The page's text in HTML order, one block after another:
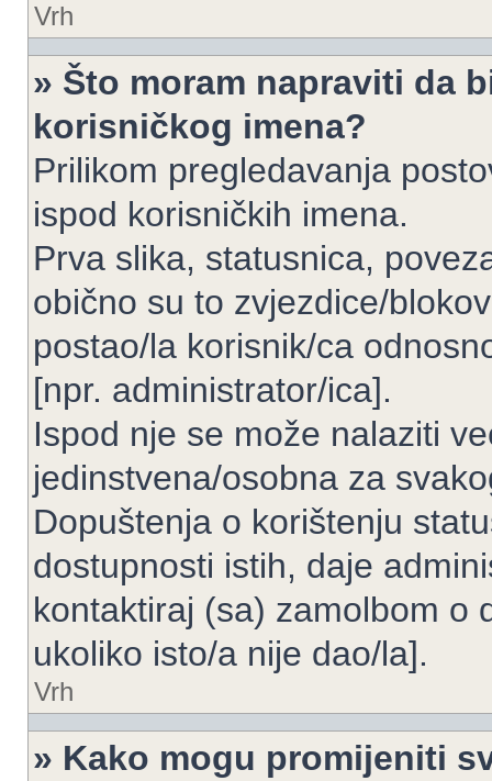
Vrh
» Što moram napraviti da
korisničkog imena?
Prilikom pregledavanja
ispod korisničkih imena.
Prva slika, statusnica,
obično su to zvjezdice/
postao/la korisnik/ca
[npr. administrator/ica].
Ispod nje se može nalaziti
jedinstvena/osobna za
Dopuštenja o korištenju
dostupnosti istih, daje
kontaktiraj (sa) zamolbom o
ukoliko isto/a nije dao/la].
Vrh
» Kako mogu promijeniti